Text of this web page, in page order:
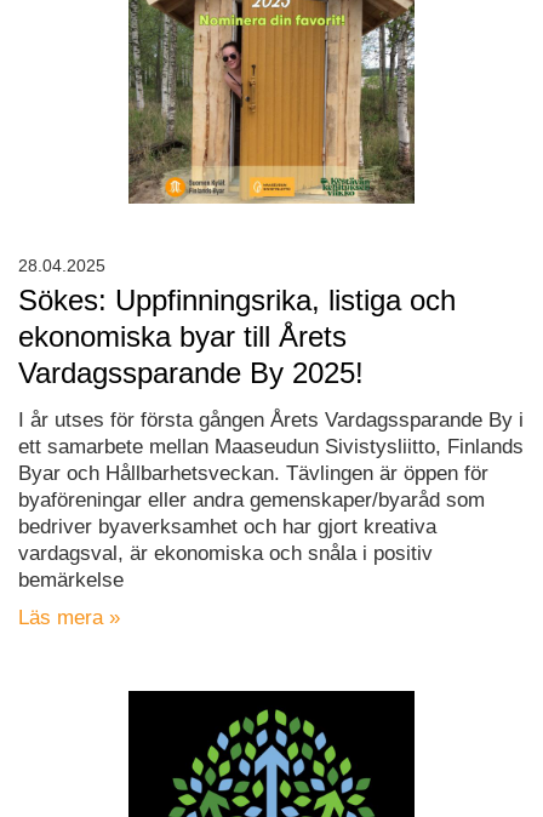
Sökes: Uppfinningsrika, listiga och
ekonomiska byar till Årets
Vardagssparande By 2025!
I år utses för första gången Årets Vardagssparande By i
ett samarbete mellan Maaseudun Sivistysliitto, Finlands
Byar och Hållbarhetsveckan. Tävlingen är öppen för
byaföreningar eller andra gemenskaper/byaråd som
bedriver byaverksamhet och har gjort kreativa
vardagsval, är ekonomiska och snåla i positiv
bemärkelse
Läs mera »
28.04.2025